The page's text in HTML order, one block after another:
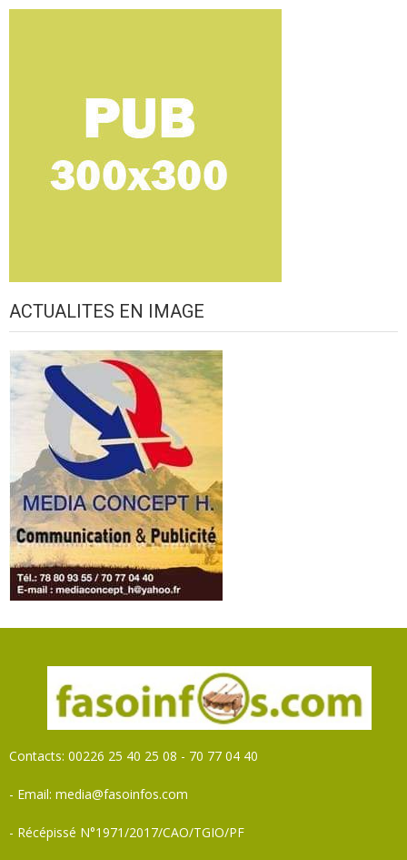
ACTUALITES EN IMAGE
Contacts: 00226 25 40 25 08 - 70 77 04 40
- Email: media@fasoinfos.com
- Récépissé N°1971/2017/CAO/TGIO/PF